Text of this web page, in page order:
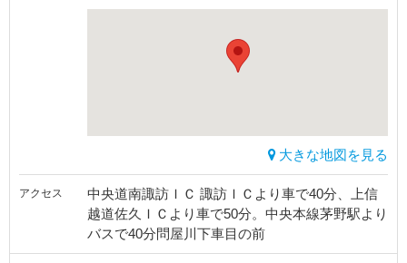
大きな地図を見る
アクセス
中央道南諏訪ＩＣ 諏訪ＩＣより車で40分、上信
越道佐久ＩＣより車で50分。中央本線茅野駅より
バスで40分問屋川下車目の前